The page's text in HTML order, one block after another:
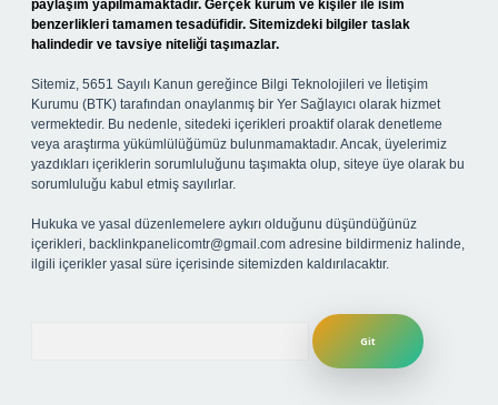
paylaşım yapılmamaktadır. Gerçek kurum ve kişiler ile isim
benzerlikleri tamamen tesadüfidir. Sitemizdeki bilgiler taslak
halindedir ve tavsiye niteliği taşımazlar.
Sitemiz, 5651 Sayılı Kanun gereğince Bilgi Teknolojileri ve İletişim
Kurumu (BTK) tarafından onaylanmış bir Yer Sağlayıcı olarak hizmet
vermektedir. Bu nedenle, sitedeki içerikleri proaktif olarak denetleme
veya araştırma yükümlülüğümüz bulunmamaktadır. Ancak, üyelerimiz
yazdıkları içeriklerin sorumluluğunu taşımakta olup, siteye üye olarak bu
sorumluluğu kabul etmiş sayılırlar.
Hukuka ve yasal düzenlemelere aykırı olduğunu düşündüğünüz
içerikleri, backlinkpanelicomtr@gmail.com adresine bildirmeniz halinde,
ilgili içerikler yasal süre içerisinde sitemizden kaldırılacaktır.